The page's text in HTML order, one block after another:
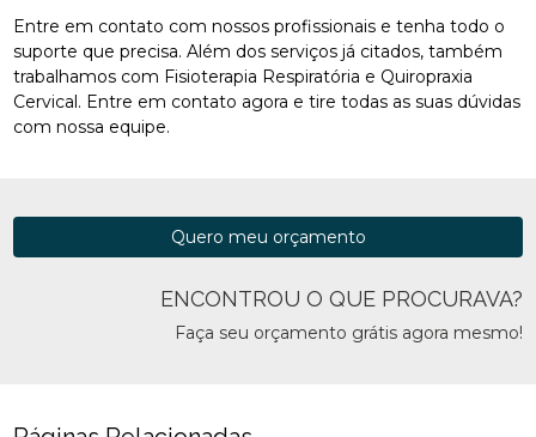
Entre em contato com nossos profissionais e tenha todo o
suporte que precisa. Além dos serviços já citados, também
trabalhamos com Fisioterapia Respiratória e Quiropraxia
Cervical. Entre em contato agora e tire todas as suas dúvidas
com nossa equipe.
ENCONTROU O QUE PROCURAVA?
Faça seu orçamento grátis agora mesmo!
Quero meu orçamento